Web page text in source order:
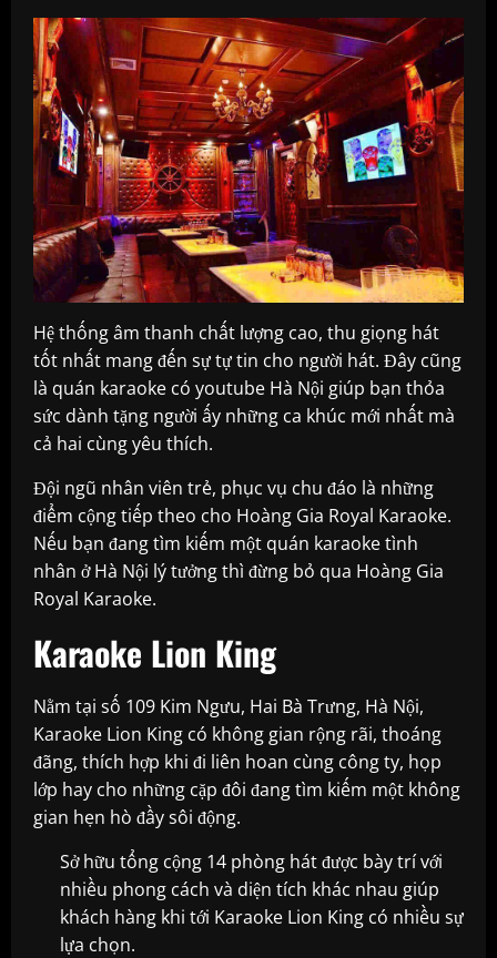
Hệ thống âm thanh chất lượng cao, thu giọng hát
tốt nhất mang đến sự tự tin cho người hát. Đây cũng
là quán karaoke có youtube Hà Nội giúp bạn thỏa
sức dành tặng người ấy những ca khúc mới nhất mà
cả hai cùng yêu thích.
Đội ngũ nhân viên trẻ, phục vụ chu đáo là những
điểm cộng tiếp theo cho Hoàng Gia Royal Karaoke.
Nếu bạn đang tìm kiếm một quán karaoke tình
nhân ở Hà Nội lý tưởng thì đừng bỏ qua Hoàng Gia
Royal Karaoke.
Karaoke Lion King
Nằm tại số 109 Kim Ngưu, Hai Bà Trưng, Hà Nội,
Karaoke Lion King có không gian rộng rãi, thoáng
đãng, thích hợp khi đi liên hoan cùng công ty, họp
lớp hay cho những cặp đôi đang tìm kiếm một không
gian hẹn hò đầy sôi động.
Sở hữu tổng cộng 14 phòng hát được bày trí với
nhiều phong cách và diện tích khác nhau giúp
khách hàng khi tới Karaoke Lion King có nhiều sự
lựa chọn.